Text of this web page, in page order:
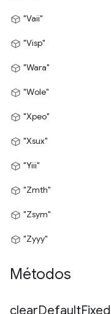
"Vaii"
"Visp"
"Wara"
"Wole"
"Xpeo"
"Xsux"
"Yiii"
"Zmth"
"Zsym"
"Zyyy"
Métodos
clearDefaultFixed